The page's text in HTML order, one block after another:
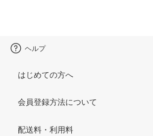
ヘルプ
はじめての方へ
会員登録方法について
配送料・利用料